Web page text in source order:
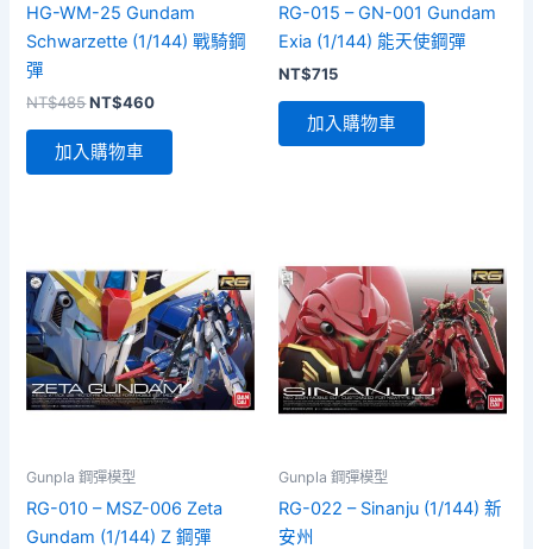
HG-WM-25 Gundam
Schwarzette (1/144) 戰騎鋼
彈
NT$485原
價
格：
NT$460目
加入購物車
RG-015 – GN-001 Gundam
Exia (1/144) 能天使鋼彈
NT$715
加入購物車
Gunpla 鋼彈模型
RG-010 – MSZ-006 Zeta
Gundam (1/144) Z 鋼彈
Gunpla 鋼彈模型
RG-022 – Sinanju (1/144) 新
安州